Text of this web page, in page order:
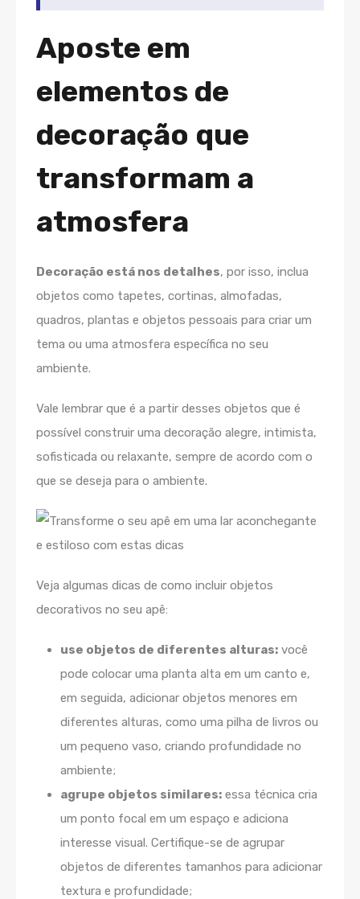
Aposte em
elementos de
decoração que
transformam a
atmosfera
Decoração está nos detalhes, por isso, inclua
objetos como tapetes, cortinas, almofadas,
quadros, plantas e objetos pessoais para criar um
tema ou uma atmosfera específica no seu
ambiente.
Vale lembrar que é a partir desses objetos que é
possível construir uma decoração alegre, intimista,
sofisticada ou relaxante, sempre de acordo com o
que se deseja para o ambiente.
Veja algumas dicas de como incluir objetos
decorativos no seu apê:
use objetos de diferentes alturas: você
pode colocar uma planta alta em um canto e,
em seguida, adicionar objetos menores em
diferentes alturas, como uma pilha de livros ou
um pequeno vaso, criando profundidade no
ambiente;
agrupe objetos similares: essa técnica cria
um ponto focal em um espaço e adiciona
interesse visual. Certifique-se de agrupar
objetos de diferentes tamanhos para adicionar
textura e profundidade;